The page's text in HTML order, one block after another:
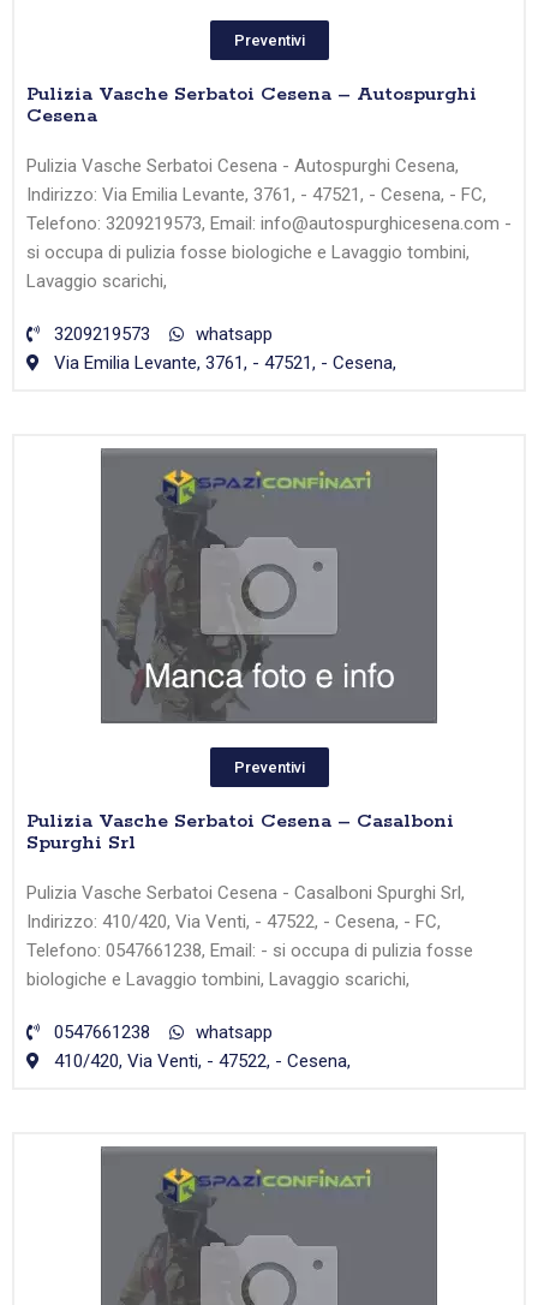
Preventivi
Pulizia Vasche Serbatoi Cesena – Autospurghi
Cesena
Pulizia Vasche Serbatoi Cesena - Autospurghi Cesena,
Indirizzo: Via Emilia Levante, 3761, - 47521, - Cesena, - FC,
Telefono: 3209219573, Email: info@autospurghicesena.com -
si occupa di pulizia fosse biologiche e Lavaggio tombini,
Lavaggio scarichi,
3209219573
whatsapp
Via Emilia Levante, 3761, - 47521, - Cesena,
Preventivi
Pulizia Vasche Serbatoi Cesena – Casalboni
Spurghi Srl
Pulizia Vasche Serbatoi Cesena - Casalboni Spurghi Srl,
Indirizzo: 410/420, Via Venti, - 47522, - Cesena, - FC,
Telefono: 0547661238, Email: - si occupa di pulizia fosse
biologiche e Lavaggio tombini, Lavaggio scarichi,
0547661238
whatsapp
410/420, Via Venti, - 47522, - Cesena,